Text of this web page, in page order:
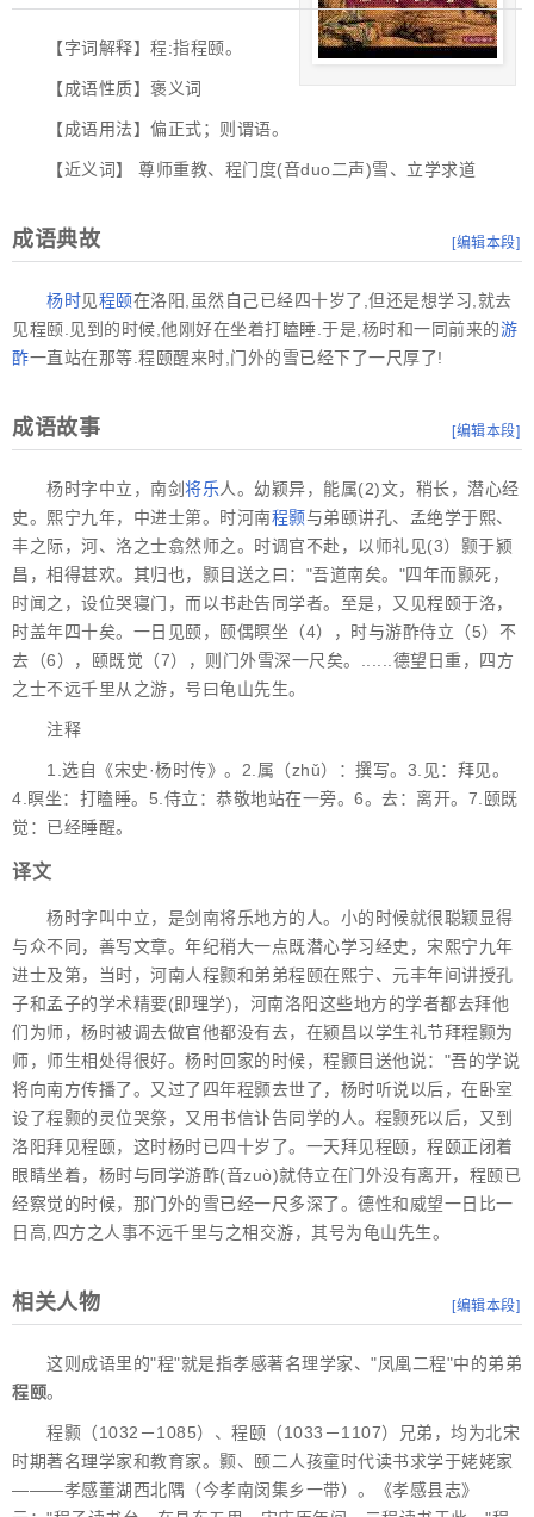
【字词解释】程:指程颐。
【成语性质】褒义词
【成语用法】偏正式；则谓语。
【近义词】 尊师重教、程门度(音duo二声)雪、立学求道
[编辑本段]
成语典故
杨时见程颐在洛阳,虽然自己已经四十岁了,但还是想学习,就去
见程颐.见到的时候,他刚好在坐着打瞌睡.于是,杨时和一同前来的游
酢一直站在那等.程颐醒来时,门外的雪已经下了一尺厚了!
[编辑本段]
成语故事
杨时字中立，南剑将乐人。幼颖异，能属(2)文，稍长，潜心经
史。熙宁九年，中进士第。时河南程颢与弟颐讲孔、孟绝学于熙、
丰之际，河、洛之士翕然师之。时调官不赴，以师礼见(3）颢于颍
昌，相得甚欢。其归也，颢目送之曰："吾道南矣。"四年而颢死，
时闻之，设位哭寝门，而以书赴告同学者。至是，又见程颐于洛，
时盖年四十矣。一日见颐，颐偶瞑坐（4），时与游酢侍立（5）不
去（6），颐既觉（7），则门外雪深一尺矣。......德望日重，四方
之士不远千里从之游，号曰龟山先生。
注释
1.选自《宋史·杨时传》。2.属（zhǔ）：撰写。3.见：拜见。
4.瞑坐：打瞌睡。5.侍立：恭敬地站在一旁。6。去：离开。7.颐既
觉：已经睡醒。
译文
杨时字叫中立，是剑南将乐地方的人。小的时候就很聪颖显得
与众不同，善写文章。年纪稍大一点既潜心学习经史，宋熙宁九年
进士及第，当时，河南人程颢和弟弟程颐在熙宁、元丰年间讲授孔
子和孟子的学术精要(即理学)，河南洛阳这些地方的学者都去拜他
们为师，杨时被调去做官他都没有去，在颍昌以学生礼节拜程颢为
师，师生相处得很好。杨时回家的时候，程颢目送他说："吾的学说
将向南方传播了。又过了四年程颢去世了，杨时听说以后，在卧室
设了程颢的灵位哭祭，又用书信讣告同学的人。程颢死以后，又到
洛阳拜见程颐，这时杨时已四十岁了。一天拜见程颐，程颐正闭着
眼睛坐着，杨时与同学游酢(音zuò)就侍立在门外没有离开，程颐已
经察觉的时候，那门外的雪已经一尺多深了。德性和威望一日比一
日高,四方之人事不远千里与之相交游，其号为龟山先生。
[编辑本段]
相关人物
这则成语里的"程"就是指孝感著名理学家、"凤凰二程"中的弟弟
程颐。
程颢（1032－1085）、程颐（1033－1107）兄弟，均为北宋
时期著名理学家和教育家。颢、颐二人孩童时代读书求学于姥姥家
———孝感董湖西北隅（今孝南闵集乡一带）。《孝感县志》